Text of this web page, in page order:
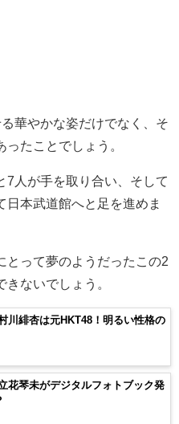
華やかな姿だけでなく、そ
たことでしょう。
7 人が手を取り合い、そして
日本武道館へと足を進めま
とって夢のようだったこの2
ないでしょう。
川緋杏は元HKT48！明るい性格の
花琴未がデジタルフォトブック発